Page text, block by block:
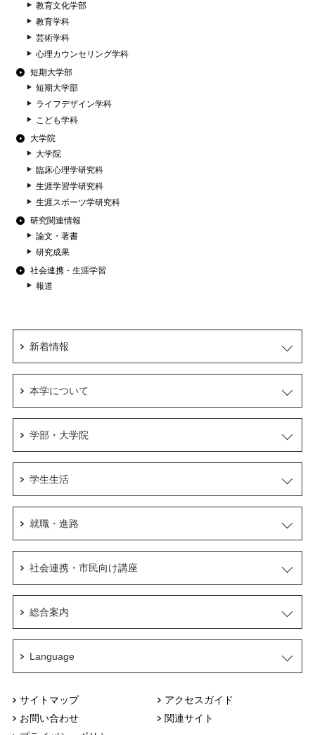
教育文化学部
教育学科
芸術学科
心理カウンセリング学科
短期大学部
短期大学部
ライフデザイン学科
こども学科
大学院
大学院
臨床心理学研究科
生涯学習学研究科
生涯スポーツ学研究科
研究関連情報
論文・著書
研究成果
社会連携・生涯学習
報道
サイトマップ
アクセスガイド
お問い合わせ
関連サイト
新着情報
本学について
学部・大学院
学生生活
就職・進路
社会連携・市民向け講座
総合案内
Language